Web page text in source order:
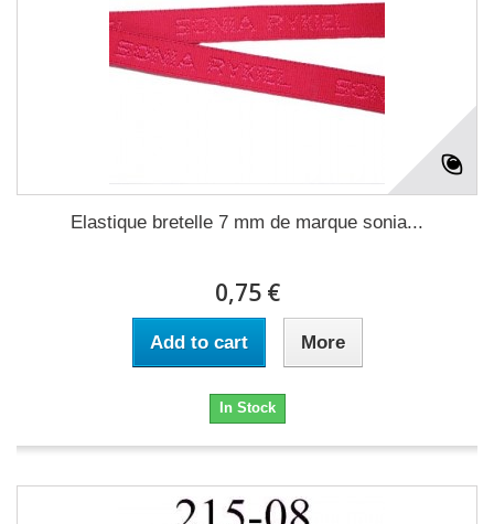
Elastique bretelle 7 mm de marque sonia...
0,75 €
Add to cart More
In Stock